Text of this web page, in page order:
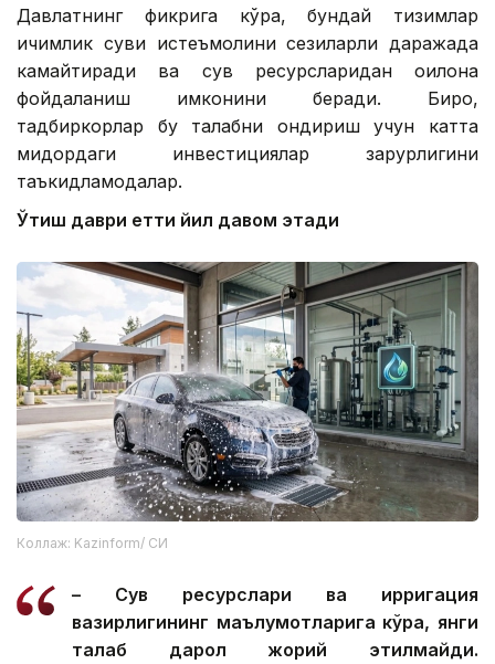
Давлатнинг фикрига кўра, бундай тизимлар
ичимлик суви истеъмолини сезиларли даражада
камайтиради ва сув ресурсларидан оқилона
фойдаланиш имконини беради. Бироқ,
тадбиркорлар бу талабни қондириш учун катта
миқдордаги инвестициялар зарурлигини
таъкидламоқдалар.
Ўтиш даври етти йил давом этади
Коллаж: Kazinform/ СИ
– Сув ресурслари ва ирригация
вазирлигининг маълумотларига кўра, янги
талаб дарҳол жорий этилмайди.